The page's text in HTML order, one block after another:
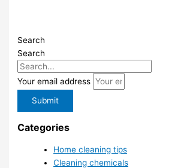
Search
Search
Your email address
Submit
Categories
Home cleaning tips
Cleaning chemicals